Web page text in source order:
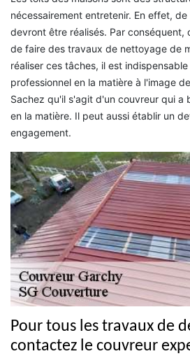
nécessairement entretenir. En effet,
devront être réalisés. Par conséquent,
de faire des travaux de nettoyage de
réaliser ces tâches, il est
professionnel en la matière à l'image
Sachez qu'il s'agit d'un couvreur qui a
en la matière. Il peut aussi établir un
engagement.
Pour tous les travaux de
contactez le couvreur